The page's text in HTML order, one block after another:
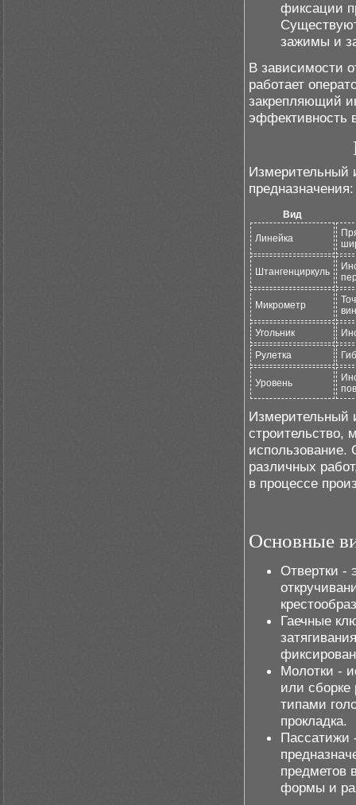
фиксации
зажимы и
В зависимости
работает
закрепляющий
эффективность
Измерительный
предназначения:
Вид
Линейка
Штангенциркуль
Микрометр
Угольник
Рулетка
Уровень
Измерительный
строительство,
использование.
различных
в процессе
Основные
Отвертки -
Гаечные
Молотки -
или
типами
прокладка.
Пассатижи
предметов
формы и